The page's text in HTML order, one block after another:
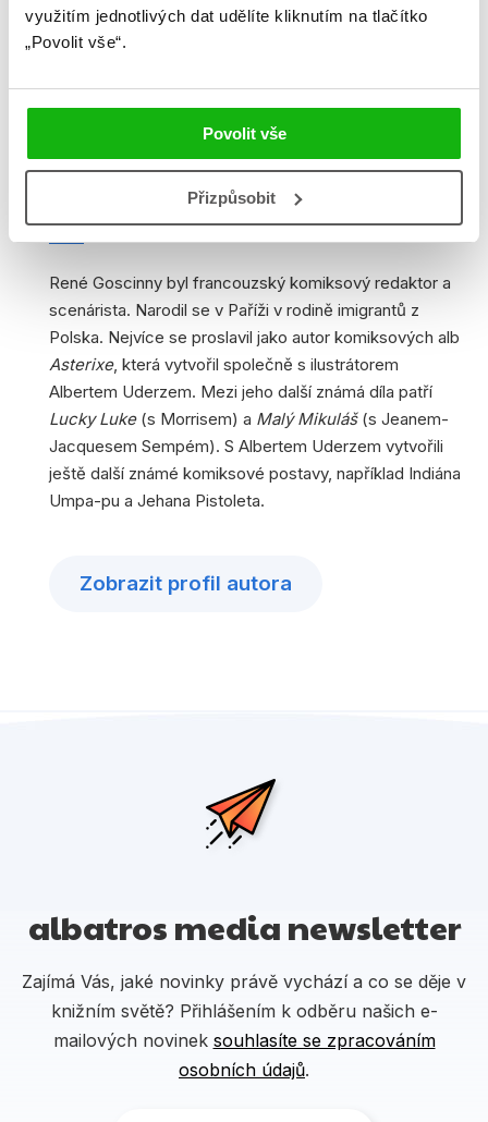
využitím jednotlivých dat udělíte kliknutím na tlačítko
„Povolit vše“.
Povolit vše
Přizpůsobit
René Goscinny
René Goscinny byl francouzský komiksový redaktor a
scenárista. Narodil se v Paříži v rodině imigrantů z
Polska. Nejvíce se proslavil jako autor komiksových alb
Asterixe, která vytvořil společně s ilustrátorem
Albertem Uderzem. Mezi jeho další známá díla patří
Lucky Luke(s Morrisem) a Malý Mikuláš(s Jeanem-
Jacquesem Sempém). S Albertem Uderzem vytvořili
ještě další známé komiksové postavy, například Indiána
Umpa-pu a Jehana Pistoleta.
Zobrazit profil autora
albatros media newsletter
Zajímá Vás, jaké novinky právě vychází a co se děje v
knižním světě? Přihlášením k odběru našich e-
mailových novinek souhlasíte se zpracováním
osobních údajů.